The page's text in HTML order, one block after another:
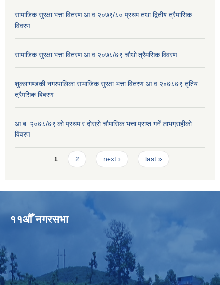
सामाजिक सुरक्षा भत्ता वितरण आ.व.२०७९/८० प्रथम तथा द्वितीय त्रैमासिक
विवरण
सामाजिक सुरक्षा भत्ता वितरण आ.व.२०७८/७९ चौथो त्रैमसिक विवरण
शुक्लागण्डकी नगरपालिका सामाजिक सुरक्षा भत्ता वितरण आ.व.२०७८७९ तृतिय
त्रैमसिक विवरण
आ.ब. २०७८/७९ को प्रथम र दोस्रो चौमासिक भत्ता प्राप्त गर्ने लाभग्राहीको
विवरण
Pages1 2 next › last »
११औँ नगरसभा